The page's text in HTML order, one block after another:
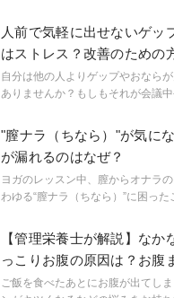
間に５分でできるヨガストレッチを
人前で気軽に出せないゲ
はストレス？改善のための
自分は他の人よりゲップやおなら
ありませんか？もしもそれが会議
思ったことはありませんか？健康
ものの、人前ではなかなか出せな
け、それによって体や心の不調につ
も。改善のために何をすべきかにつ
"膣ナラ（ちなら）"が気に
が漏れるのはなぜ？
ヨガのレッスン中、膣からオナラ
わゆる“膣ナラ（ちなら）”に困った
【管理栄養士が解説】な
っこりお腹の原因は？お腹
痩せる３習慣
ご飯を食べたあとにお腹が出てし